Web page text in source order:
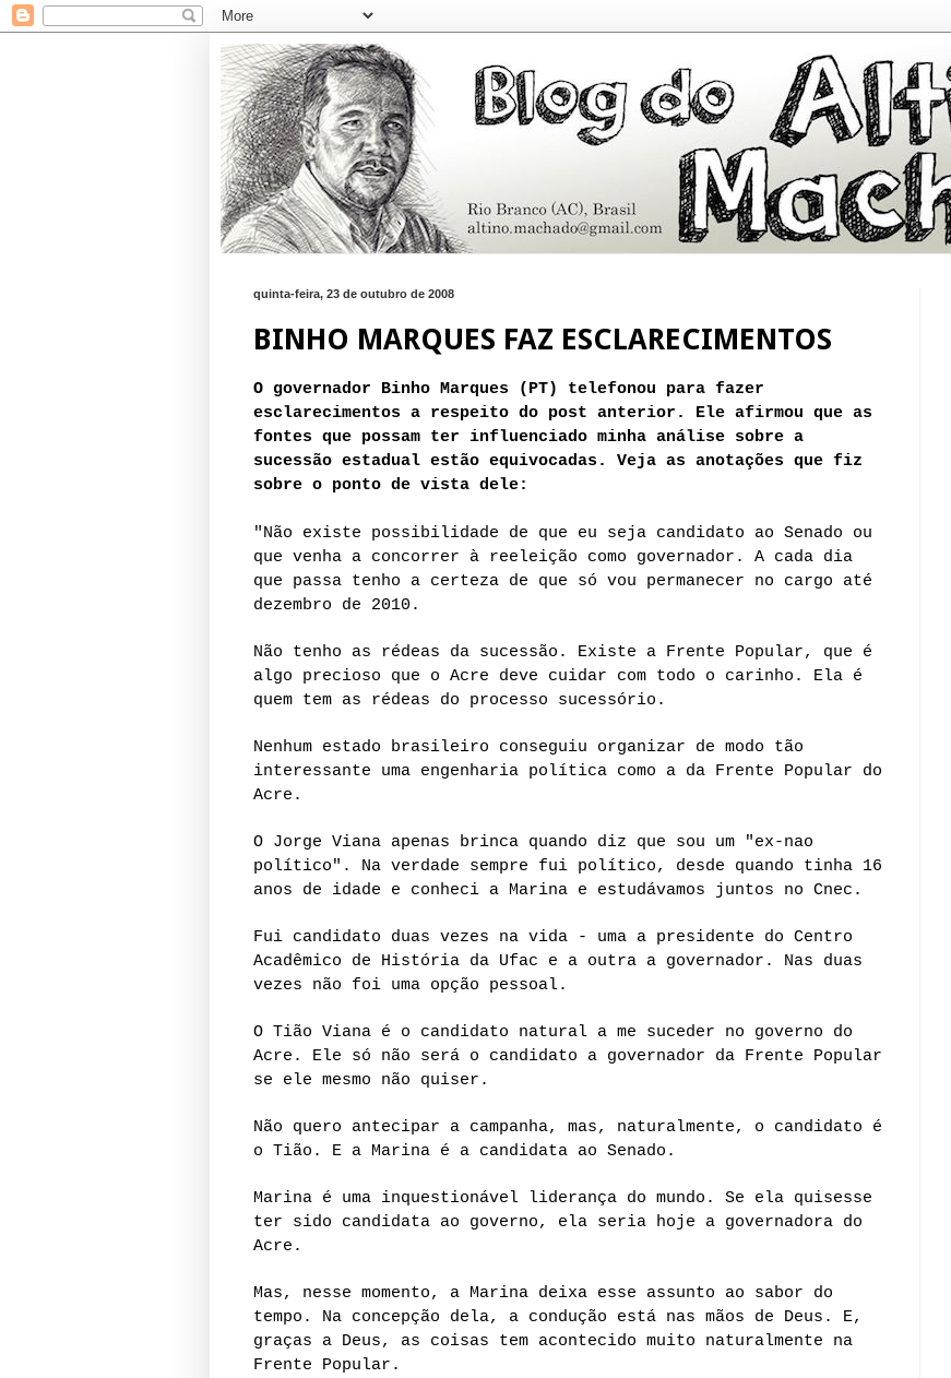
quinta-feira, 23 de outubro de 2008
BINHO MARQUES FAZ ESCLARECIMENTOS
O governador Binho Marques (PT) telefonou para fazer
esclarecimentos a respeito do post anterior. Ele afirmou que as
fontes que possam ter influenciado minha análise sobre a
sucessão estadual estão equivocadas. Veja as anotações que fiz
sobre o ponto de vista dele:
"Não existe possibilidade de que eu seja candidato ao Senado ou
que venha a concorrer à reeleição como governador. A cada dia
que passa tenho a certeza de que só vou permanecer no cargo até
dezembro de 2010.
Não tenho as rédeas da sucessão. Existe a Frente Popular, que é
algo precioso que o Acre deve cuidar com todo o carinho. Ela é
quem tem as rédeas do processo sucessório.
Nenhum estado brasileiro conseguiu organizar de modo tão
interessante uma engenharia política como a da Frente Popular do
Acre.
O Jorge Viana apenas brinca quando diz que sou um "ex-nao
político". Na verdade sempre fui político, desde quando tinha 16
anos de idade e conheci a Marina e estudávamos juntos no Cnec.
Fui candidato duas vezes na vida - uma a presidente do Centro
Acadêmico de História da Ufac e a outra a governador. Nas duas
vezes não foi uma opção pessoal.
O Tião Viana é o candidato natural a me suceder no governo do
Acre. Ele só não será o candidato a governador da Frente Popular
se ele mesmo não quiser.
Não quero antecipar a campanha, mas, naturalmente, o candidato é
o Tião. E a Marina é a candidata ao Senado.
Marina é uma inquestionável liderança do mundo. Se ela quisesse
ter sido candidata ao governo, ela seria hoje a governadora do
Acre.
Mas, nesse momento, a Marina deixa esse assunto ao sabor do
tempo. Na concepção dela, a condução está nas mãos de Deus. E,
graças a Deus, as coisas tem acontecido muito naturalmente na
Frente Popular.